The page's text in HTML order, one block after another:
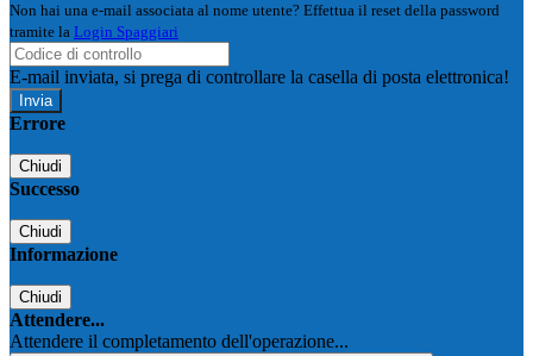
Non hai una e-mail associata al nome utente? Effettua il reset della password
tramite la Login Spaggiari
E-mail inviata, si prega di controllare la casella di posta elettronica!
Errore
Chiudi
Successo
Chiudi
Informazione
Chiudi
Attendere...
Attendere il completamento dell'operazione...